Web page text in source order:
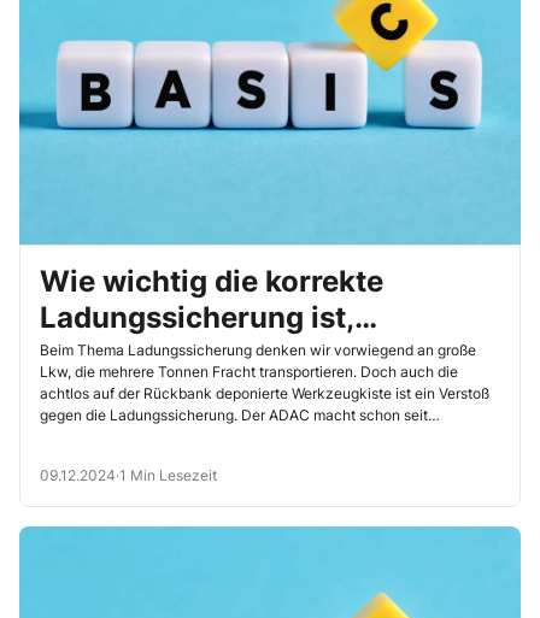
Wie wichtig die korrekte
Ladungssicherung ist,
verdeutlichen die folgenden
Zahlen und Fakten
Beim Thema Ladungssicherung denken wir vorwiegend an große
Lkw, die mehrere Tonnen Fracht transportieren. Doch auch die
achtlos auf der Rückbank deponierte Werkzeugkiste ist ein Verstoß
gegen die Ladungssicherung. Der ADAC macht schon seit
Themas noch einmal unterstreichen.
09.12.2024·1 Min Lesezeit